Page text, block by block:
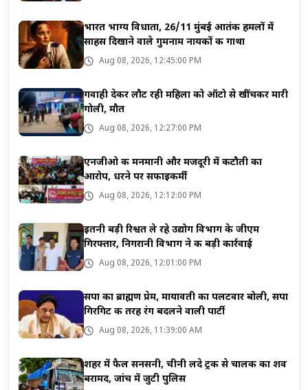
भारत भाग्य विधाता, 26/11 मुंबई आतंकी हमलों में
साहस दिखाने वाले गुमनाम नायकों की गाथा
Aug 08, 2026, 12:45:00 PM
गवाही देकर लौट रही महिला को ऑटो से खींचकर मारी
गोली, मौत
Aug 08, 2026, 12:27:00 PM
एनजीओ की मनमानी और मजदूरी में कटौती का
आरोप, धरने पर सफाइकर्मी
Aug 08, 2026, 12:12:00 PM
इतनी बड़ी रिश्वत ले रहे उद्योग विभाग के जीएम
गिरफ्तार, निगरानी विभाग ने की बड़ी कार्रवाई
Aug 08, 2026, 12:01:00 PM
सपा का ब्राह्मण प्रेम, मायावती का पलटवार बोली, सपा
गिरगिट की तरह रंग बदलने वाली पार्टी
Aug 08, 2026, 11:39:00 AM
शहर में फैल सनसनी, चीनी लदे ट्रक से चालक का शव
बरामद, जांच में जुटी पुलिस